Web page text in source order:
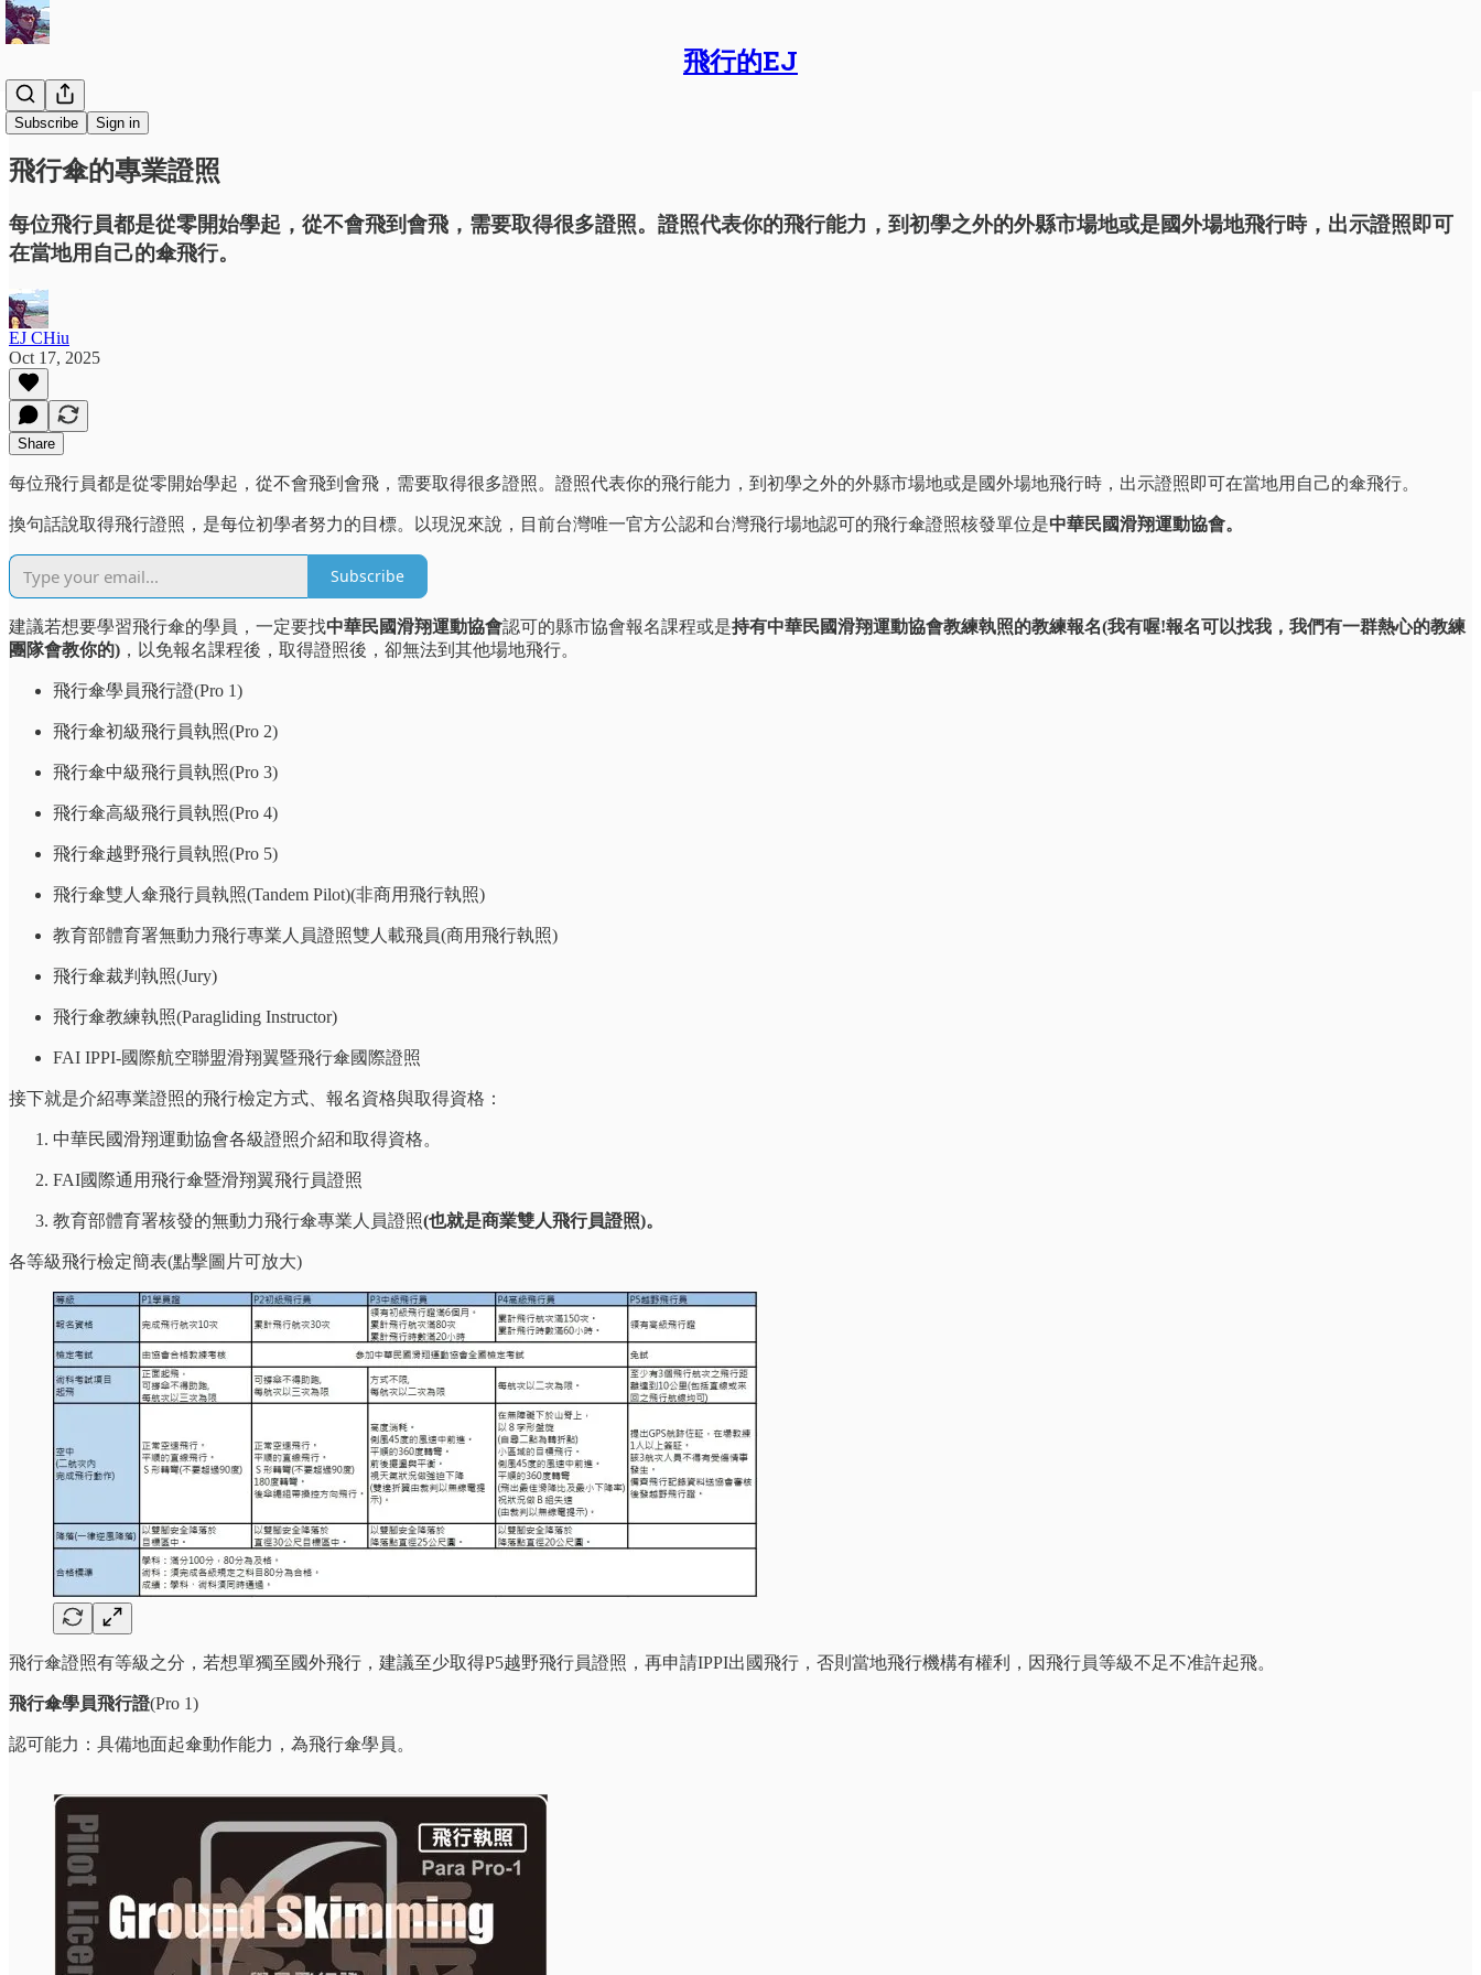
飛行的EJ
Subscribe Sign in
飛行傘🪂
飛行傘的專業證照
每位飛行員都是從零開始學起，從不會飛到會飛，需要取得很多證照。證照代表你的飛行能力，到初學之外的外縣市場地或是國外場地飛行時，出示證照即可
在當地用自己的傘飛行。
EJ CHiu
Oct 17, 2025
Share
每位飛行員都是從零開始學起，從不會飛到會飛，需要取得很多證照。證照代表你的飛行能力，到初學之外的外縣市場地或是國外場地飛行時，出示證照即可在當地用自己的傘飛行。
換句話說取得飛行證照，是每位初學者努力的目標。以現況來說，目前台灣唯一官方公認和台灣飛行場地認可的飛行傘證照核發單位是中華民國滑翔運動協會。
Subscribe
建議若想要學習飛行傘的學員，一定要找中華民國滑翔運動協會認可的縣市協會報名課程或是持有中華民國滑翔運動協會教練執照的教練報名(我有喔!報名可以找我，我們有一群熱心的教練
團隊會教你的) ，以免報名課程後，取得證照後，卻無法到其他場地飛行。
飛行傘學員飛行證(Pro 1)
飛行傘初級飛行員執照(Pro 2)
飛行傘中級飛行員執照(Pro 3)
飛行傘高級飛行員執照(Pro 4)
飛行傘越野飛行員執照(Pro 5)
飛行傘雙人傘飛行員執照(Tandem Pilot)(非商用飛行執照)
教育部體育署無動力飛行專業人員證照雙人載飛員(商用飛行執照)
飛行傘裁判執照(Jury)
飛行傘教練執照(Paragliding Instructor)
FAI IPPI-國際航空聯盟滑翔翼暨飛行傘國際證照
接下就是介紹專業證照的飛行檢定方式、報名資格與取得資格：
中華民國滑翔運動協會各級證照介紹和取得資格。
FAI國際通用飛行傘暨滑翔翼飛行員證照
教育部體育署核發的無動力飛行傘專業人員證照(也就是商業雙人飛行員證照)。
各等級飛行檢定簡表(點擊圖片可放大)
飛行傘證照有等級之分，若想單獨至國外飛行，建議至少取得P5越野飛行員證照，再申請IPPI出國飛行，否則當地飛行機構有權利，因飛行員等級不足不准許起飛。
飛行傘學員飛行證(Pro 1)
認可能力：具備地面起傘動作能力，為飛行傘學員。